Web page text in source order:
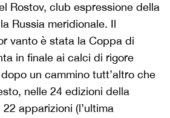
Rostov, club espressione della
Russia meridionale. Il
vanto è stata la Coppa di
in finale ai calci di rigore
un cammino tutt’altro che
nelle 24 edizioni della
apparizioni (l’ultima